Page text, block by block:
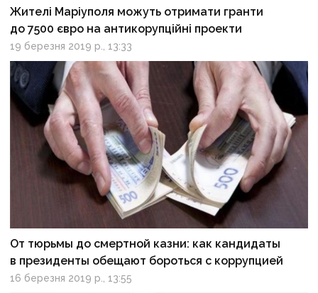
Жителі Маріуполя можуть отримати гранти
до 7500 євро на антикорупційні проекти
19 березня 2019 р., 13:33
От тюрьмы до смертной казни: как кандидаты
в президенты обещают бороться с коррупцией
16 березня 2019 р., 13:55